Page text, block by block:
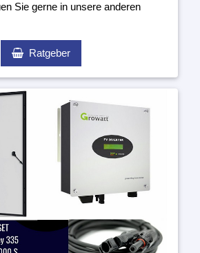
Sie gerne in unsere anderen
Ratgeber